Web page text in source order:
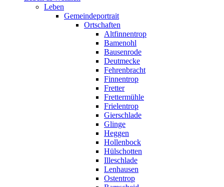
Leben
Gemeindeportrait
Ortschaften
Altfinnentrop
Bamenohl
Bausenrode
Deutmecke
Fehrenbracht
Finnentrop
Fretter
Frettermühle
Frielentrop
Gierschlade
Glinge
Heggen
Hollenbock
Hülschotten
Illeschlade
Lenhausen
Ostentrop